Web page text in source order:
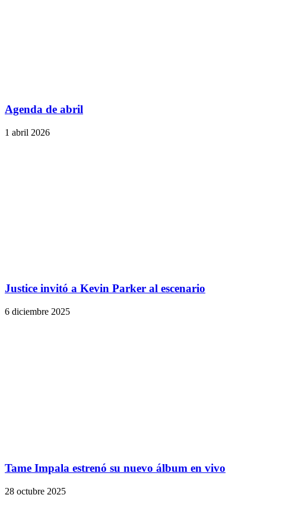
Agenda de abril
1 abril 2026
Justice invitó a Kevin Parker al escenario
6 diciembre 2025
Tame Impala estrenó su nuevo álbum en vivo
28 octubre 2025